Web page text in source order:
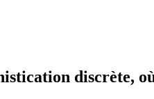
discrète,